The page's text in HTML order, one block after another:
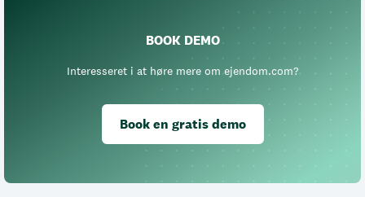
BOOK DEMO
Interesseret i at høre mere om ejendom.com?
Book en gratis demo